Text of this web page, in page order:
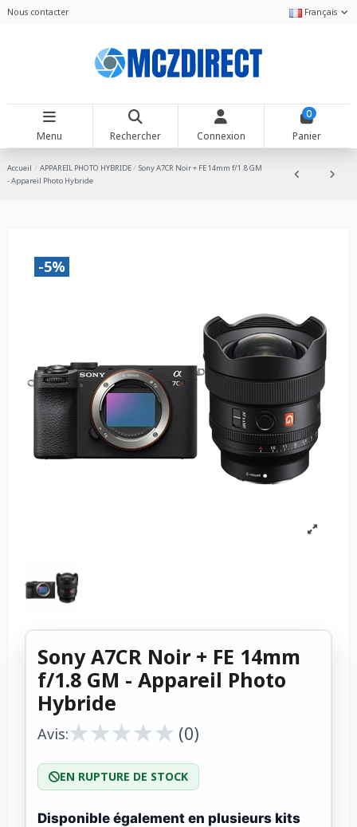
Nous contacter Français
Menu Rechercher Connexion
0
Panier
Accueil APPAREIL PHOTO HYBRIDE
Sony A7CR Noir + FE 14mm f/1.8 GM
- Appareil Photo Hybride
-5%
Sony A7CR Noir + FE 14mm
f/1.8 GM - Appareil Photo
Hybride
Avis:★
★★
★★
★★
★★
★ (0)
EN RUPTURE DE STOCK
Disponible également en plusieurs kits